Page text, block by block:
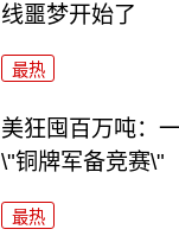
线噩梦开始了
最热
美狂囤百万吨：
\"铜牌军备竞赛\"
最热